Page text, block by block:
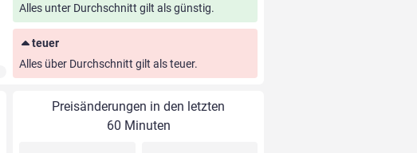
Alles unter Durchschnitt gilt als günstig.
teuer
Alles über Durchschnitt gilt als teuer.
Preisänderungen in den letzten
60 Minuten